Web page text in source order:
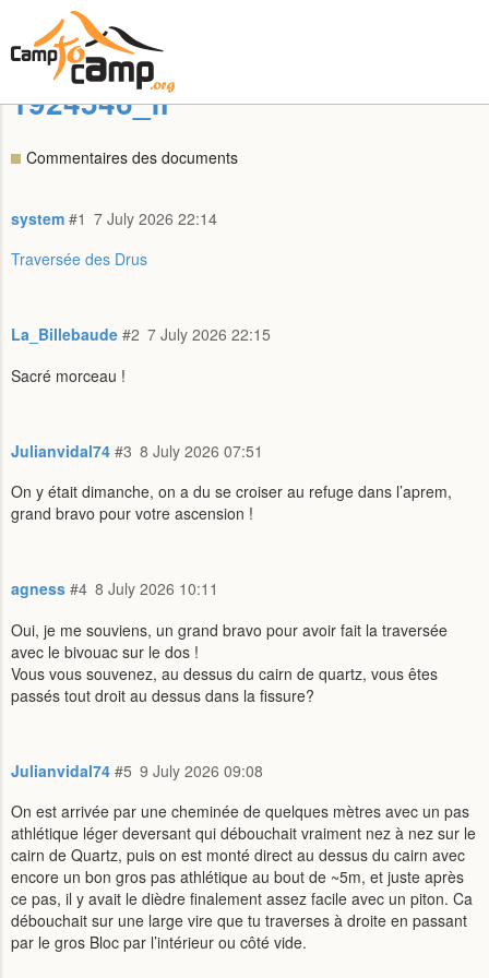
1924546_fr
Commentaires des documents
system 7 July 2026 22:14
#1
Traversée des Drus
La_Billebaude 7 July 2026 22:15
#2
Sacré morceau !
Julianvidal74 8 July 2026 07:51
#3
On y était dimanche, on a du se croiser au refuge dans l’aprem,
grand bravo pour votre ascension !
agness 8 July 2026 10:11
#4
Oui, je me souviens, un grand bravo pour avoir fait la traversée
avec le bivouac sur le dos !
Vous vous souvenez, au dessus du cairn de quartz, vous êtes
passés tout droit au dessus dans la fissure?
Julianvidal74 9 July 2026 09:08
#5
On est arrivée par une cheminée de quelques mètres avec un pas
athlétique léger deversant qui débouchait vraiment nez à nez sur le
cairn de Quartz, puis on est monté direct au dessus du cairn avec
encore un bon gros pas athlétique au bout de ~5m, et juste après
ce pas, il y avait le dièdre finalement assez facile avec un piton. Ca
débouchait sur une large vire que tu traverses à droite en passant
par le gros Bloc par l’intérieur ou côté vide.